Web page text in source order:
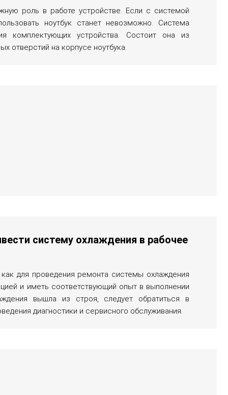
роль в работе устройстве. Если с системой
ноутбук станет невозможно. Система
комплектующих устройства. Состоит она из
отверстий на корпусе ноутбука.
систему охлаждения в рабочее
для проведения ремонта системы охлаждения
и иметь соответствующий опыт в выполнении
вышла из строя, следует обратиться в
диагностики и сервисного обслуживания.